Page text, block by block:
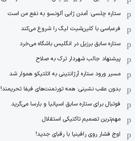
ستاره چلسی: آمدن ژابی آلونسو به نفع من است
فرعباسی با کلین‌شیت لیگ را شروع می‌کند
ستاره سابق برزیل در انگلیس باشگاه می‌خرد
پیشنهاد جالب شهردار ترک به صلاح
مسیر ورود ستاره آرژانتینی به اتلتیکو هموار شد
بدون عقب نشینی: همه تورنمنت‌های فیفا تحریمند!
فوتبال برای ستاره سابق اسپانیا و بارسا می‌گرید
مهم‌ترین تصمیم تاکتیکی استقلال
اوج فشار روی رافینیا با رقبای جدید!